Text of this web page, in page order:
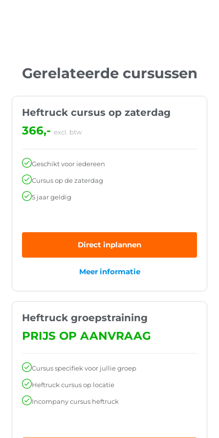
Gerelateerde cursussen
Heftruck cursus op zaterdag
366,- excl. btw
Geschikt voor iedereen
Cursus op de zaterdag
5 jaar geldig
Direct inplannen
Meer informatie
Heftruck groepstraining
PRIJS OP AANVRAAG
Cursus specifiek voor jullie groep
Heftruck cursus op locatie
Incompany cursus heftruck